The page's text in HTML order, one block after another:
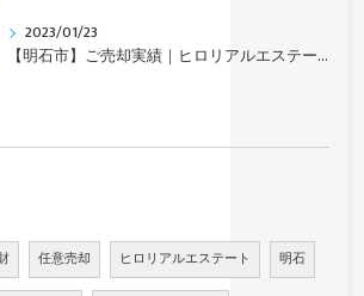
2023/01/23
【明石市】ご売却実績｜ヒロリアルエステート
任意売却 ヒロリアルエステート 明石